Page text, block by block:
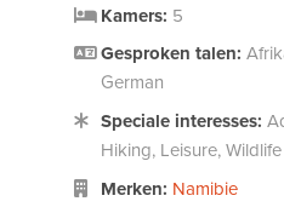
Kamers: 5
Gesproken talen:
German
Speciale interesses:
Hiking, Leisure, Wildlife
Merken: Namibie